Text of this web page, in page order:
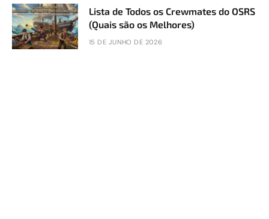
Lista de Todos os Crewmates do OSRS
(Quais são os Melhores)
15 DE JUNHO DE 2026